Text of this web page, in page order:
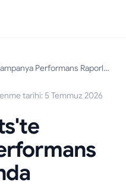
Google Sheets'te Kampanya Performans Raporlamasında Uzmanlaşın
tarihi: 5 Temmuz 2026